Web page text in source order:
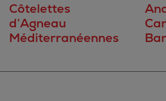
Côtelettes
d’Agneau
Méditerranéennes